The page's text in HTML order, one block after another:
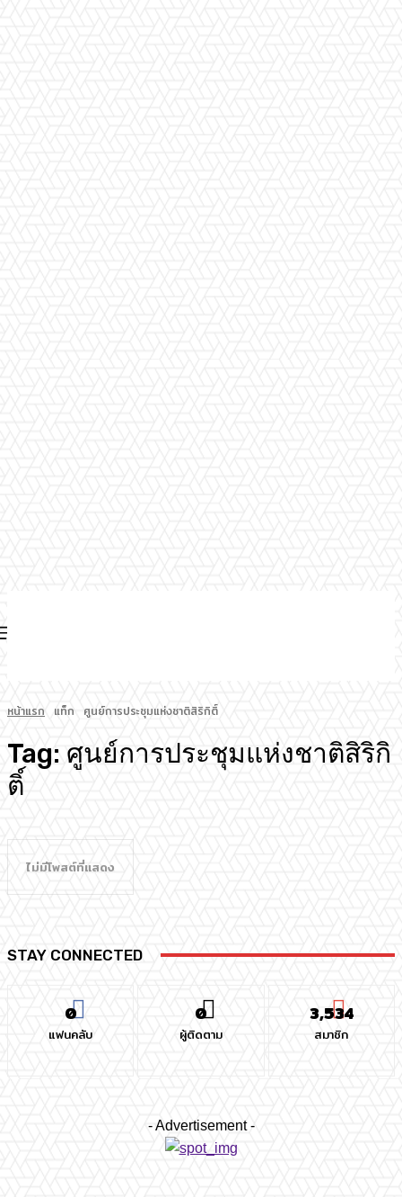
หน้าแรก แท็ก ศูนย์การประชุมแห่งชาติสิริกิติ์
Tag: ศูนย์การประชุมแห่งชาติสิริกิ
ติ์
ไม่มีโพสต์ที่แสดง
STAY CONNECTED
0
แฟนคลับ
0
ผู้ติดตาม
3,534
สมาชิก
- Advertisement -